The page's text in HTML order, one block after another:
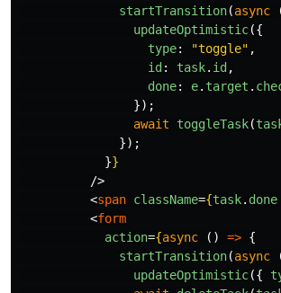
startTransition(async
updateOptimistic({
type: "toggle" ,
id : task. id ,
done: e. target .
});
await
toggleTask(
});
}}
/>
<span className={task. done
<form
action={async () => {
startTransition(async
updateOptimistic({